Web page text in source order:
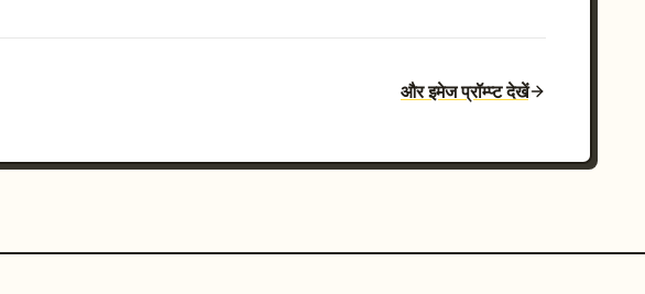
और इमेज प्रॉम्प्ट देखें